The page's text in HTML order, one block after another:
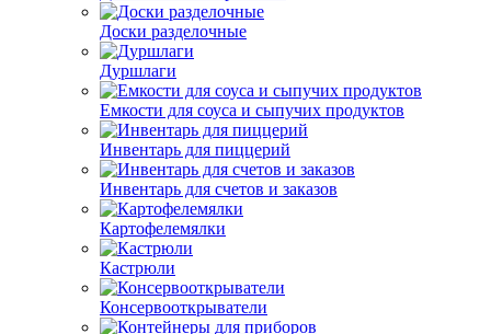
Доски разделочные
Дуршлаги
Емкости для соуса и сыпучих продуктов
Инвентарь для пиццерий
Инвентарь для счетов и заказов
Картофелемялки
Кастрюли
Консервооткрыватели